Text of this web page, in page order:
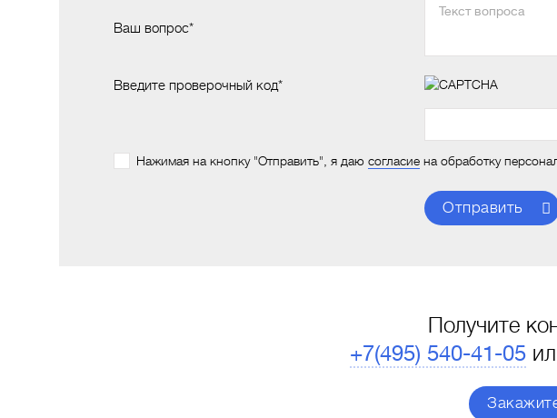
Ваш вопрос*
Введите проверочный код*
Нажимая на кнопку "Отправить", я даю согласиена обработку
Отправить
Получите
+7(495) 540-41-05